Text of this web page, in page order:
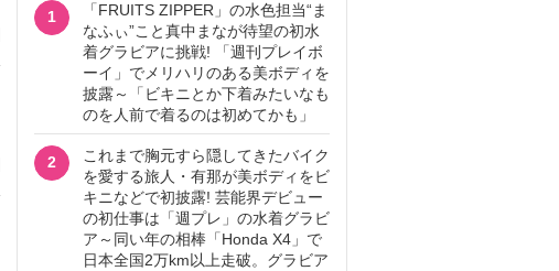
1
「FRUITS ZIPPER」の水色担当“ま
なふぃ”こと真中まなが待望の初水
着グラビアに挑戦! 「週刊プレイボ
ーイ」でメリハリのある美ボディを
披露～「ビキニとか下着みたいなも
のを人前で着るのは初めてかも」
2
これまで胸元すら隠してきたバイク
を愛する旅人・有那が美ボディをビ
キニなどで初披露! 芸能界デビュー
の初仕事は「週プレ」の水着グラビ
ア～同い年の相棒「Honda X4」で
日本全国2万km以上走破。グラビア